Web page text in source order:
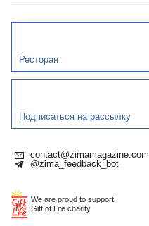
Ресторан
Подписаться на рассылку
contact@zimamagazine.com
@zima_feedback_bot
We are proud to support
Gift of Life charity